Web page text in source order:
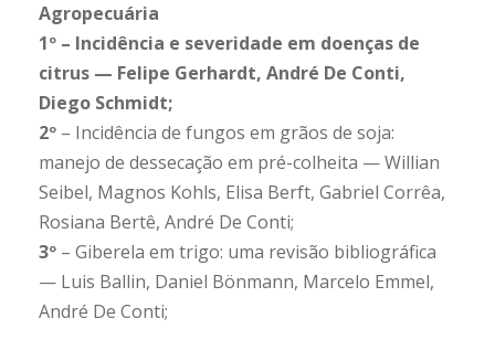
Agropecuária
1º – Incidência e severidade em doenças de
citrus — Felipe Gerhardt, André De Conti,
Diego Schmidt;
2º – Incidência de fungos em grãos de soja:
manejo de dessecação em pré-colheita — Willian
Seibel, Magnos Kohls, Elisa Berft, Gabriel Corrêa,
Rosiana Bertê, André De Conti;
3º – Giberela em trigo: uma revisão bibliográfica
— Luis Ballin, Daniel Bönmann, Marcelo Emmel,
André De Conti;